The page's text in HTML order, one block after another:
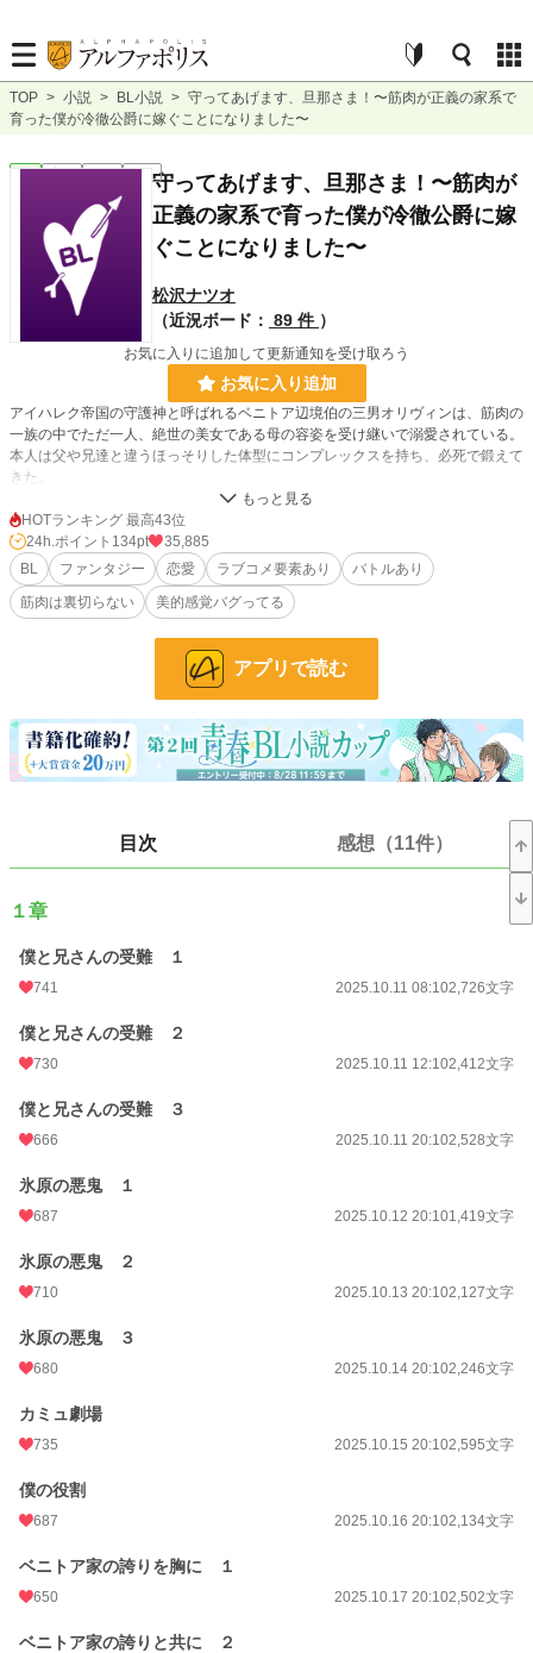
TOP > 小説 > BL小説 > 守ってあげます、旦那さま！〜筋肉が正義の家系で
育った僕が冷徹公爵に嫁ぐことになりました〜
BL 完結 長編 R18守ってあげます、旦那さま！〜筋肉が
正義の家系で育った僕が冷徹公爵に嫁
ぐことになりました〜
松沢ナツオ
（近況ボード： 89 件 ）
お気に入りに追加して更新通知を受け取ろう
お気に入り追加
アイハレク帝国の守護神と呼ばれるベニトア辺境伯の三男オリヴィンは、筋肉の
一族の中でただ一人、絶世の美女である母の容姿を受け継いで溺愛されている。
本人は父や兄達と違うほっそりした体型にコンプレックスを持ち、必死で鍛えて
きた。
努力を続け一人前の騎士と父の認められたばかりなのに、皇帝の命により将来有
望と呼び声高い若き公爵リオネルと結婚することになってしまった。
皇位継承権のあるリオネルに不満を持つ皇后が、実子の王太子の地位を守るため
形骸化していた同性での結婚を持ち出したのである。
い。オリヴィンは首都レージュヌに向かい、初めてリオネルに会う。
そこにいたのは、家族とは全く違う冷徹な雰囲気の青年で……？
愛されすぎて美的感覚がバグっているオリヴィンと、両親を事故で失った挙句命
を狙われる孤独なリオネル。
正反対の二人が出会って認め合い、やがて愛し合う。そんなドタバタラブストー
9,506 位 / 228,888 件
更新日時
初回公開日時 2025.10.11 08:10
初回完結日時
週間ポイント 2,058 pt (4,724 位)
月間ポイント
年間ポイント 374,179 pt (1,490 位)
HOTランキング 最高43位
24h.ポイント 134pt
35,885
BL
ファンタジー 恋愛 ラブコメ要素あり
バトルあり
筋肉は裏切らない
美的感覚バグってる
アプリで読む
目次 感想（11件）
１章
僕と兄さんの受難 １
741 2025.10.11 08:102,726文字
僕と兄さんの受難 ２
730 2025.10.11 12:102,412文字
僕と兄さんの受難 ３
666 2025.10.11 20:102,528文字
氷原の悪鬼 １
687 2025.10.12 20:101,419文字
氷原の悪鬼 ２
710 2025.10.13 20:102,127文字
氷原の悪鬼 ３
680 2025.10.14 20:102,246文字
カミュ劇場
735 2025.10.15 20:102,595文字
僕の役割
687 2025.10.16 20:102,134文字
ベニトア家の誇りを胸に １
650 2025.10.17 20:102,502文字
ベニトア家の誇りと共に ２